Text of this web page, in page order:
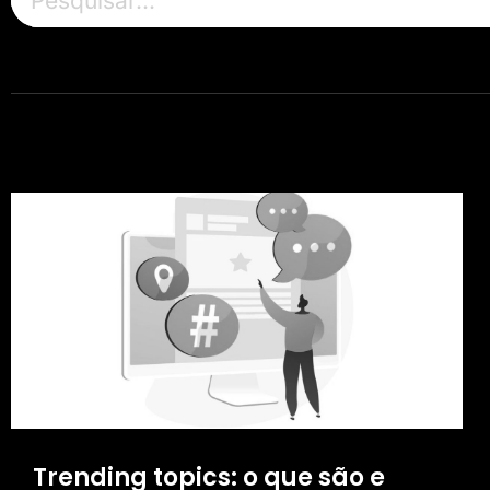
Trending topics: o que são e